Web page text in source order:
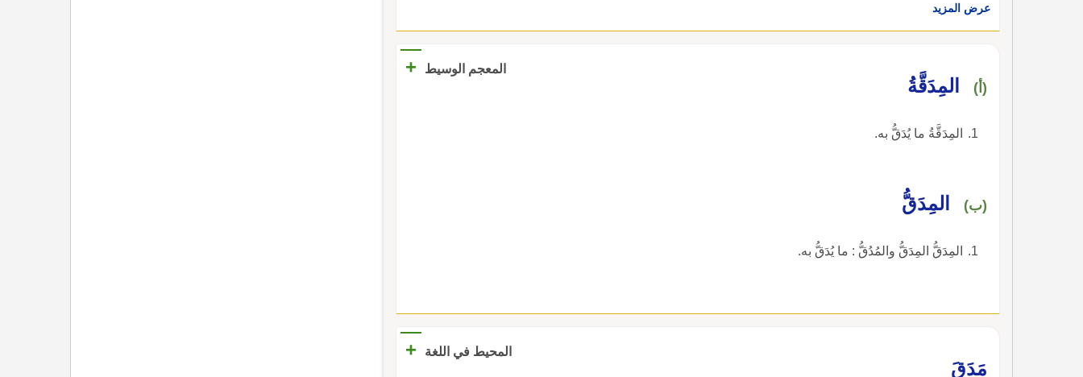
عرض المزيد
المعجم الوسيط +
(أ) المِدَقَّةُ
المِدَقَّةُ ما يُدَقُّ به.
(ب) المِدَقُّ
المِدَقُّ المِدَقُّ والمُدُقُّ : ما يُدَقُّ به.
المحيط في اللغة
+
مَدَقَ